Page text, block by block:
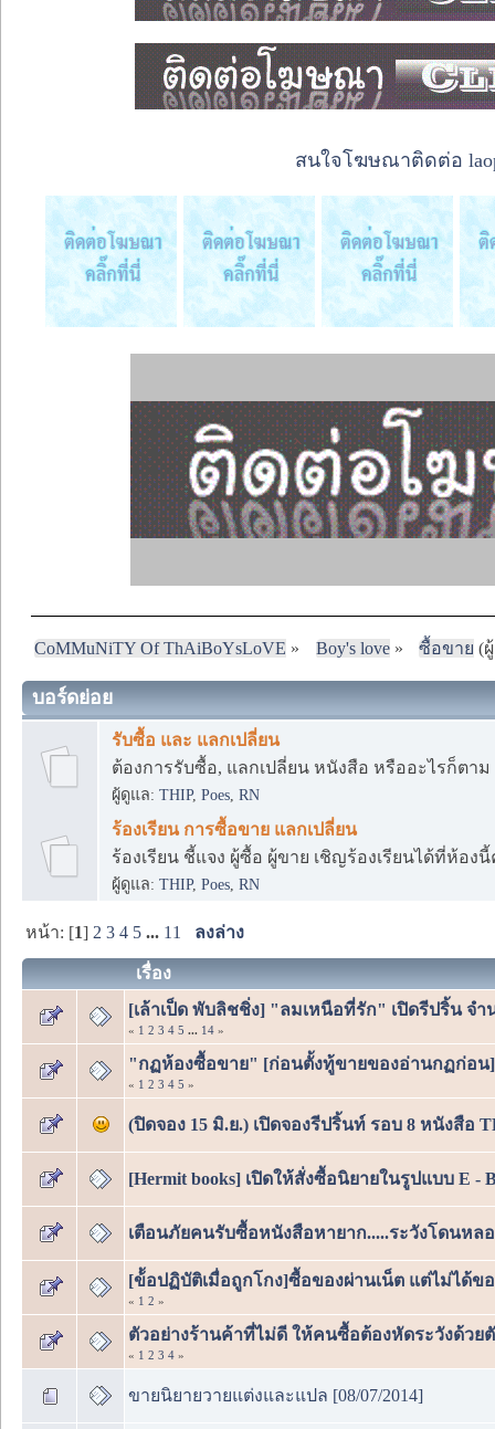
สนใจโฆษณาติดต่อ
CoMMuNiTY Of ThAiBoYsLoVE » Boy's love» ซื้อขาย (
บอร์ดย่อย
รับซื้อ และ แลกเปลี่ยน
ต้องการรับซื้อ, แลกเปลี่ยน หนังสือ หรืออะไรก็ต
ผู้ดูแล:THIP,Poes ,RN
ร้องเรียน การซื้อขาย แลกเปลี่ยน
ร้องเรียน ชี้แจง ผู้ซื้อ ผู้ขาย เชิญร้องเรียนได้ที่ห้อง
ผู้ดูแล:THIP,Poes ,RN
หน้า: [1] 2 3 4 5 ... 11 ลงล่าง
เรื่อง
[เล้าเป็ด พับลิชชิ่ง] "ลมเหนือที่รัก" เปิดรีปริ้น จำ
« 1 2 3 4 5 ... 14 »
"กฏห้องซื้อขาย" [ก่อนตั้งทู้ขายของอ่านกฏก่อน
« 1 2 3 4 5 »
(ปิดจอง 15 มิ.ย.) เปิดจองรีปริ้นท์ รอบ 8 หนังสือ
[Hermit books] เปิดให้สั่งซื้อนิยายในรูปแบบ E -
เตือนภัยคนรับซื้อหนังสือหายาก.....ระวังโดนหล
[ข้้อปฏิบัติเมื่อถูกโกง]ซื้อของผ่านเน็ต แต่ไม่ได้ข
« 1 2 »
ตัวอย่างร้านค้าที่ไม่ดี ให้คนซื้อต้องหัดระวังด้วย
« 1 2 3 4 »
ขายนิยายวายแต่งและแปล [08/07/2014]